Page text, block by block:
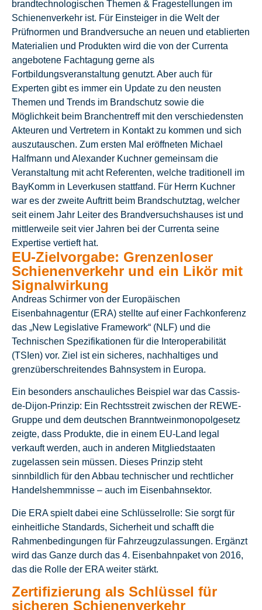
brandtechnologischen Themen & Fragestellungen im
Schienenverkehr ist. Für Einsteiger in die Welt der
Prüfnormen und Brandversuche an neuen und etablierten
Materialien und Produkten wird die von der Currenta
angebotene Fachtagung gerne als
Fortbildungsveranstaltung genutzt. Aber auch für
Experten gibt es immer ein Update zu den neusten
Themen und Trends im Brandschutz sowie die
Möglichkeit beim Branchentreff mit den verschiedensten
Akteuren und Vertretern in Kontakt zu kommen und sich
auszutauschen. Zum ersten Mal eröffneten Michael
Halfmann und Alexander Kuchner gemeinsam die
Veranstaltung mit acht Referenten, welche traditionell im
BayKomm in Leverkusen stattfand. Für Herrn Kuchner
war es der zweite Auftritt beim Brandschutztag, welcher
seit einem Jahr Leiter des Brandversuchshauses ist und
mittlerweile seit vier Jahren bei der Currenta seine
Expertise vertieft hat.
EU-Zielvorgabe: Grenzenloser
Schienenverkehr und ein Likör mit
Signalwirkung
Andreas Schirmer von der Europäischen
Eisenbahnagentur (ERA) stellte auf einer Fachkonferenz
das „New Legislative Framework“ (NLF) und die
Technischen Spezifikationen für die Interoperabilität
(TSIen) vor. Ziel ist ein sicheres, nachhaltiges und
grenzüberschreitendes Bahnsystem in Europa.
Ein besonders anschauliches Beispiel war das Cassis-
de-Dijon-Prinzip: Ein Rechtsstreit zwischen der REWE-
Gruppe und dem deutschen Branntweinmonopolgesetz
zeigte, dass Produkte, die in einem EU-Land legal
verkauft werden, auch in anderen Mitgliedstaaten
zugelassen sein müssen. Dieses Prinzip steht
sinnbildlich für den Abbau technischer und rechtlicher
Handelshemmnisse – auch im Eisenbahnsektor.
Die ERA spielt dabei eine Schlüsselrolle: Sie sorgt für
einheitliche Standards, Sicherheit und schafft die
Rahmenbedingungen für Fahrzeugzulassungen. Ergänzt
wird das Ganze durch das 4. Eisenbahnpaket von 2016,
das die Rolle der ERA weiter stärkt.
Zertifizierung als Schlüssel für
sicheren Schienenverkehr